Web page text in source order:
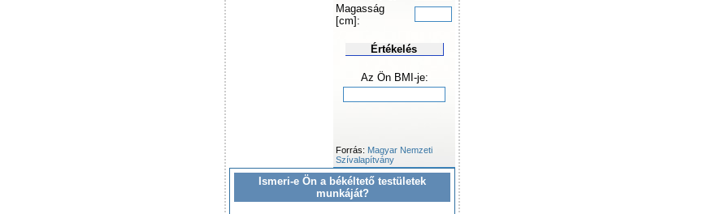
Magasság
[cm]:
Értékelés
Az Ön BMI-je:
Forrás: Magyar Nemzeti
Szívalapítvány
Ismeri-e Ön a békéltető testületek
munkáját?